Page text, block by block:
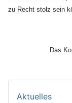
Aktuelles
zu Recht stolz sein
Das